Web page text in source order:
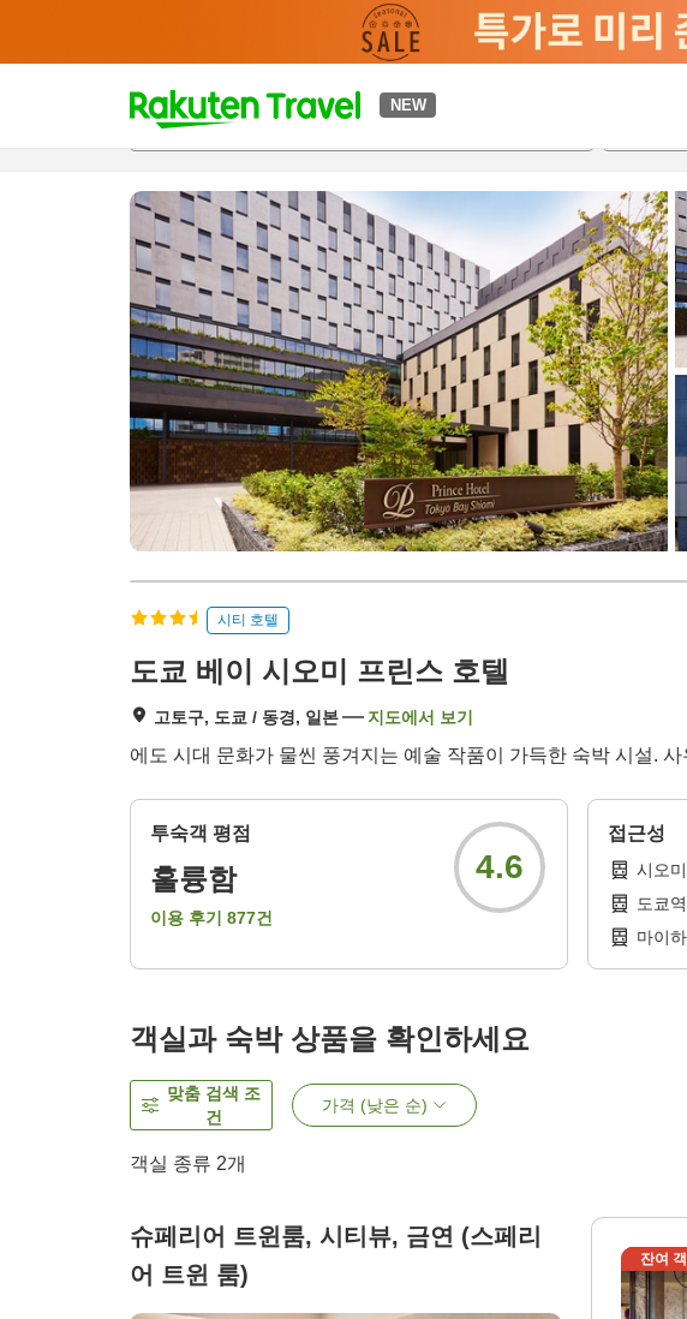
NEW
t
p
a
e
_
e
a
r
h
개요객실 & 숙박 상품이용 후기 하이라이트
시티 호텔
도쿄 베이 시오미 프린스 호텔
고토구, 도쿄 / 동경, 일본 지도에서 보기
에도 시대 문화가 물씬 풍겨지는 예술 작품이 가득한 숙박 시설.
투숙객 평점
훌륭함
이용 후기 877건
4.6
접근성
시오
도쿄역
마이
객실과 숙박 상품을 확인하세요
맞춤 검색 조
건
가격 (낮은 순)
객실 종류 2개
슈페리어 트윈룸, 시티뷰, 금연 (스페리
어 트윈 룸)
잔여